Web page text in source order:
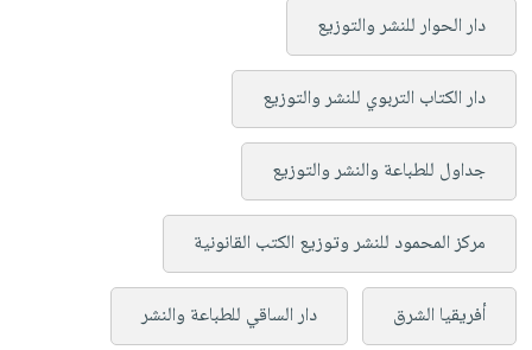
دار الحوار للنشر والتوزيع
دار الكتاب التربوي للنشر والتوزيع
جداول للطباعة والنشر والتوزيع
مركز المحمود للنشر وتوزيع الكتب القانونية
أفريقيا الشرق دار الساقي للطباعة والنشر